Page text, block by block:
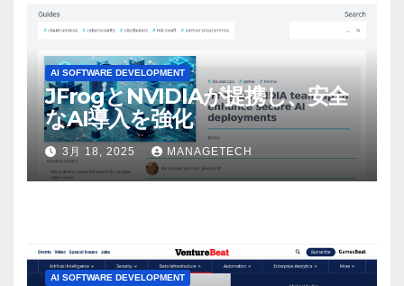
AI SOFTWARE DEVELOPMENT
JFrogとNVIDIAが提携し、安全
なAI導入を強化
3月 18, 2025 MANAGETECH
AI SOFTWARE DEVELOPMENT